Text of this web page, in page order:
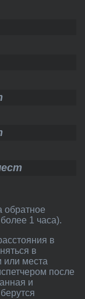
1 часа).
в
или места
после
и